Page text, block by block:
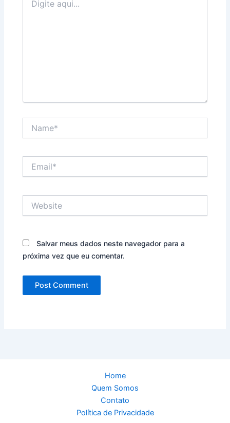
aqui...
Salvar meus dados neste navegador para a
próxima vez que eu comentar.
Home
Quem Somos
Contato
Política de Privacidade